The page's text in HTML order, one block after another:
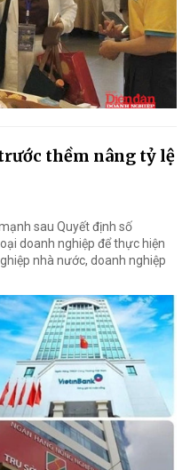
thềm nâng tỷ lệ
sau Quyết định số
doanh nghiệp để thực hiện
nhà nước, doanh nghiệp